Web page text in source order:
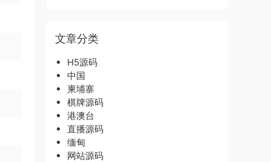
a
g
r
a
m
b
o
o
文章分类
H5源码
中国
柬埔寨
棋牌源码
港澳台
直播源码
缅甸
网站源码